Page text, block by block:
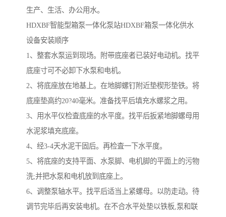
生产、生活、办公用水。
HDXBF智能型箱泵一体化泵站HDXBF箱泵一体化供水
设备安装顺序
1、整套水泵运到现场。附带底座者已装好电动机。找平
底座寸可不必卸下水泵和电机。
2、将底座放在地基上。在地脚螺钉附近垫楔形垫铁。将
底座垫高约20?40毫米。准备找平后填充水螺浆之用。
3、用水平仪检査底座的水平度。找平后扳紧地脚螺母用
水泥浆填充底座。
4、经3-4天水泥干固后。再检査一下水平度。
5、将底座的支持平面、水泵脚、电机脚的平面上的污物
洗;并把水泵和电机放到底座上。
6、调整泵轴水平。找平后适当上紧螺母。以防走动。待
调节完毕后再安装电机。在不合水平处垫以铁板,泵和联